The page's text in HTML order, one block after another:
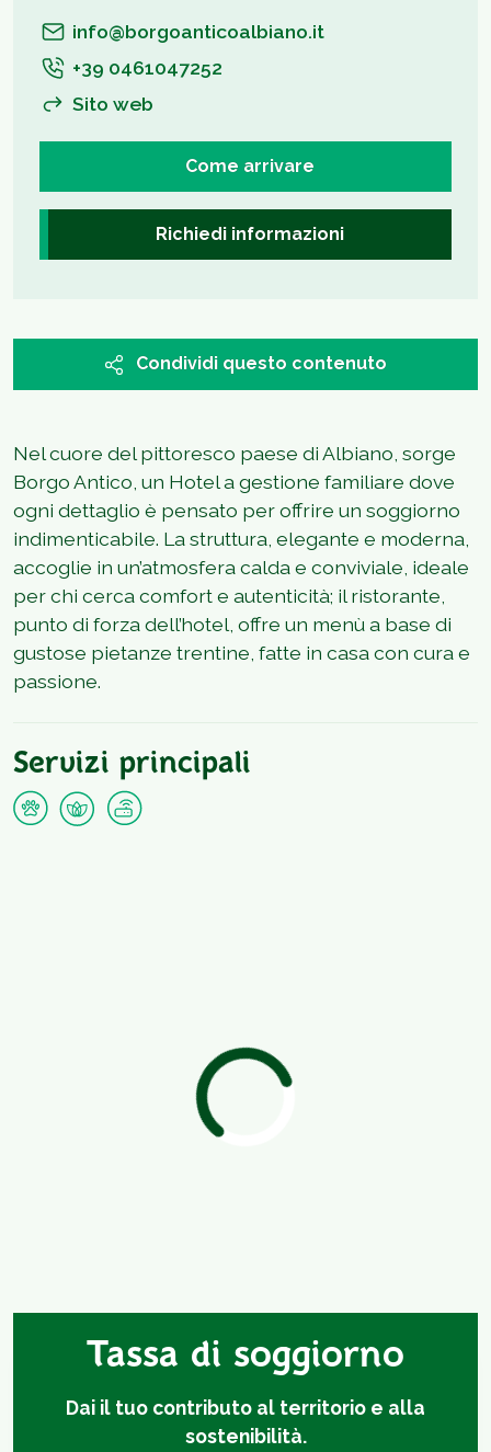
Nel cuore del pittoresco paese di Albiano, sorge
Borgo Antico, un Hotel a gestione familiare dove
ogni dettaglio è pensato per offrire un soggiorno
indimenticabile. La struttura, elegante e moderna,
accoglie in un’atmosfera calda e conviviale, ideale
per chi cerca comfort e autenticità; il ristorante,
punto di forza dell’hotel, offre un menù a base di
gustose pietanze trentine, fatte in casa con cura e
passione.
Servizi principali
info@borgoanticoalbiano.it
+39 0461047252
Sito web
Come arrivare
Richiedi informazioni
Condividi questo contenuto
Tassa di soggiorno
Dai il tuo contributo al territorio e alla
sostenibilità.